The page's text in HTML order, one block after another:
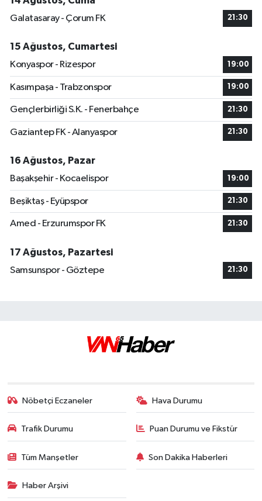
Galatasaray - Çorum FK
21:30
15 Ağustos, Cumartesi
Konyaspor - Rizespor
19:00
Kasımpaşa - Trabzonspor 19:00
Gençlerbirliği S.K. - Fenerbahçe 21:30
Gaziantep FK - Alanyaspor 21:30
16 Ağustos, Pazar
Başakşehir - Kocaelispor
19:00
Beşiktaş - Eyüpspor 21:30
Amed - Erzurumspor FK 21:30
17 Ağustos, Pazartesi
Samsunspor - Göztepe
21:30
Nöbetçi Eczaneler Hava Durumu
Trafik Durumu Puan Durumu ve Fikstür
Tüm Manşetler Son Dakika Haberleri
Haber Arşivi